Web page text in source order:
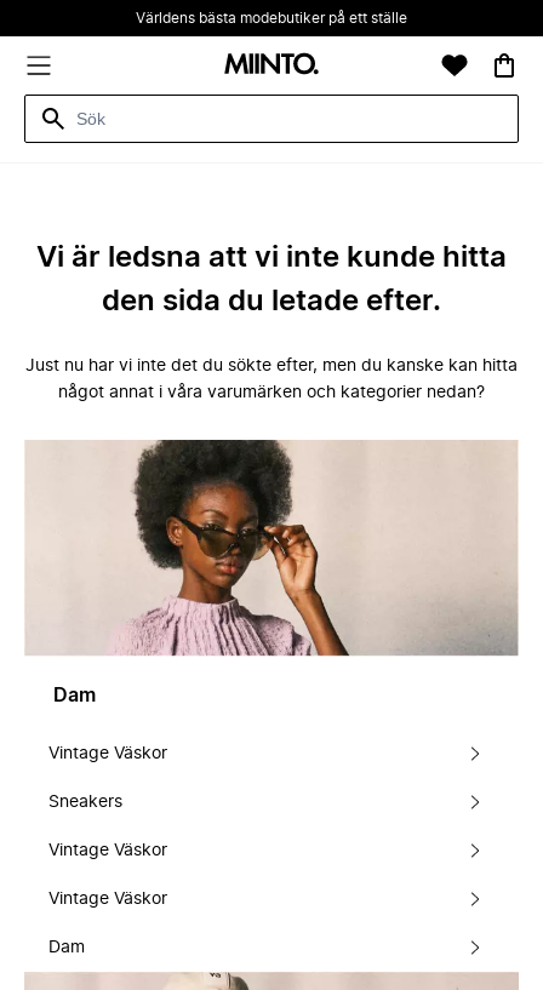
Världens bästa modebutiker på ett ställe
Vi är ledsna att vi inte kunde hitta
den sida du letade efter.
Just nu har vi inte det du sökte efter, men du kanske kan hitta
något annat i våra varumärken och kategorier nedan?
Dam
Vintage Väskor
Sneakers
Vintage Väskor
Vintage Väskor
Dam